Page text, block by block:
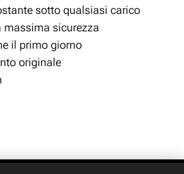
sotto qualsiasi carico
massima sicurezza
il primo giorno
originale